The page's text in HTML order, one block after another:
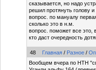
сказывается, но надо
решил протянуть голову
вопрос. по мануалу
сколько это в н.м.
вопрос. поможет все это,
кто даст очередность
48 Главная / Разное /
Вообщем вчера по НТН